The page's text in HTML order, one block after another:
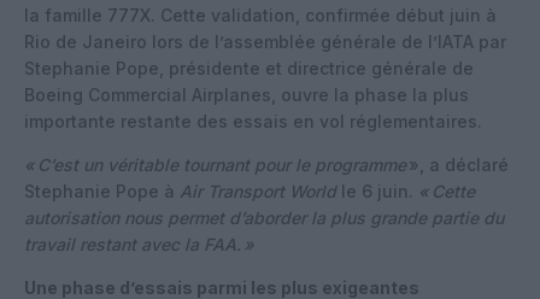
la famille 777X. Cette validation, confirmée début juin à
Rio de Janeiro lors de l’assemblée générale de l’IATA par
Stephanie Pope, présidente et directrice générale de
Boeing Commercial Airplanes, ouvre la phase la plus
importante restante des essais en vol réglementaires.
« C’est un véritable tournant pour le programme», a déclaré
Stephanie Pope à Air Transport Worldle 6 juin. « Cette
autorisation nous permet d’aborder la plus grande partie du
travail restant avec la FAA. »
Une phase d’essais parmi les plus exigeantes